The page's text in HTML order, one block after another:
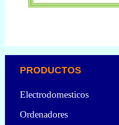
Electrodomesticos
Ordenadores
PRODUCTOS